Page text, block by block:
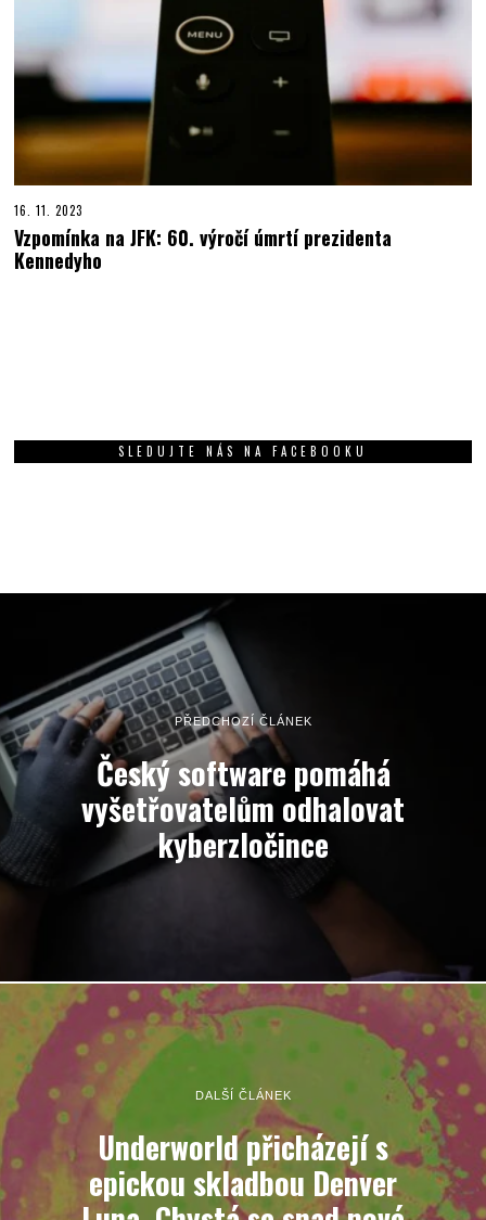
16. 11. 2023
Vzpomínka na JFK: 60. výročí úmrtí prezidenta
Kennedyho
SLEDUJTE NÁS NA FACEBOOKU
PŘEDCHOZÍ ČLÁNEK
Český software pomáhá
vyšetřovatelům odhalovat
kyberzločince
DALŠÍ ČLÁNEK
Underworld přicházejí s
epickou skladbou Denver